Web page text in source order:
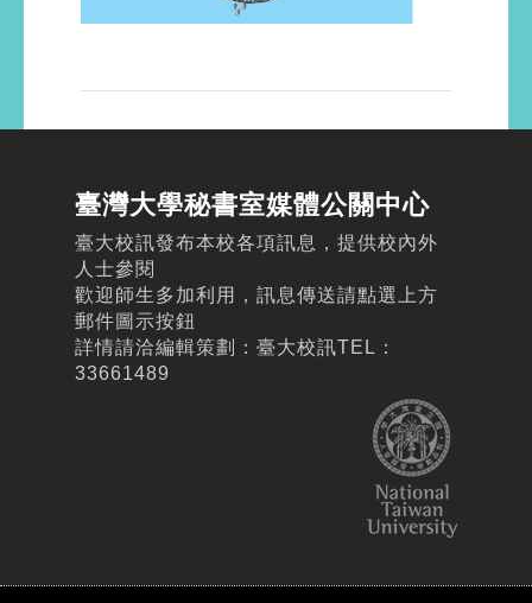
臺灣大學秘書室媒體公關中心
臺大校訊發布本校各項訊息，提供校內外
人士參閱
歡迎師生多加利用，訊息傳送請點選上方
郵件圖示按鈕
詳情請洽編輯策劃：臺大校訊TEL：
33661489